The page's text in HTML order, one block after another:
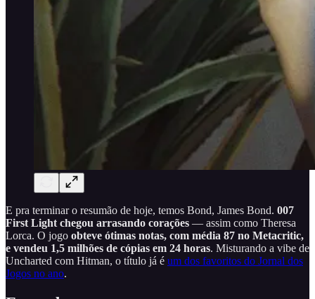
E pra terminar o resumão de hoje, temos Bond, James Bond. 007
First Light chegou arrasando corações — assim como Theresa
Lorca. O jogo obteve ótimas notas, com média 87 no Metacritic,
e vendeu 1,5 milhões de cópias em 24 horas. Misturando a vibe de
Uncharted com Hitman, o título já é um dos favoritos do Jornal dos
Jogos no ano.